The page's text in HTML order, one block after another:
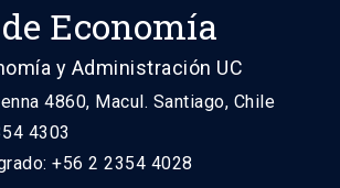
Economía
y Administración UC
4860, Macul. Santiago, Chile
4303
+56 2 2354 4028